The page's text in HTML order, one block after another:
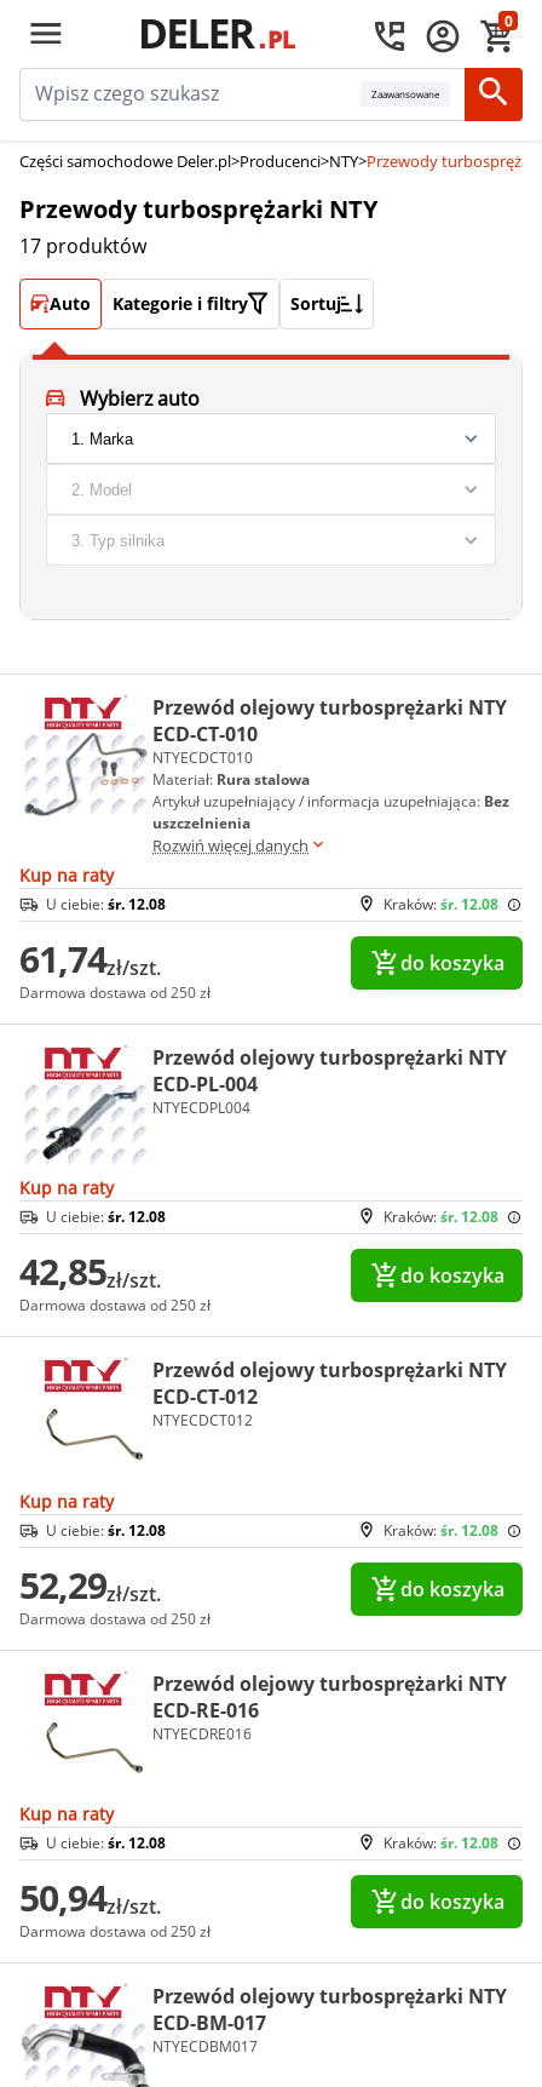
0
Zaawansowane
Części samochodowe Deler.pl>Producenci>NTY>Przewody
Przewody turbosprężarki NTY
17 produktów
Auto Kategorie i filtry Sortuj
Wybierz auto
Przewód olejowy turbosprężarki NTY
ECD-CT-010
NTYECDCT010
Materiał: Rura stalowa
Artykuł uzupełniający / informacja uzupełniająca: Bez
uszczelnienia
Rozwiń więcej danych
Kup na raty
Kraków:śr. 12.08
U ciebie:śr. 12.08
61,74zł/szt.
Darmowa dostawa od 250 zł
do koszyka
Przewód olejowy turbosprężarki NTY
ECD-PL-004
NTYECDPL004
Kup na raty
Kraków:śr. 12.08
U ciebie:śr. 12.08
42,85zł/szt.
Darmowa dostawa od 250 zł
do koszyka
Przewód olejowy turbosprężarki NTY
ECD-CT-012
NTYECDCT012
Kup na raty
Kraków:śr. 12.08
U ciebie:śr. 12.08
52,29zł/szt.
Darmowa dostawa od 250 zł
do koszyka
Przewód olejowy turbosprężarki NTY
ECD-RE-016
NTYECDRE016
Kup na raty
Kraków:śr. 12.08
U ciebie:śr. 12.08
50,94zł/szt.
Darmowa dostawa od 250 zł
do koszyka
Przewód olejowy turbosprężarki NTY
ECD-BM-017
NTYECDBM017